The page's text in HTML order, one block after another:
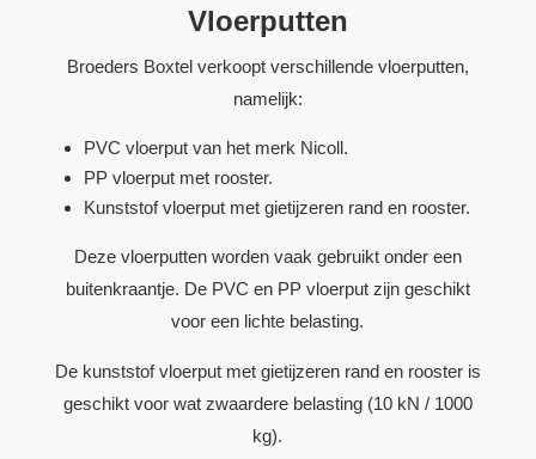
Vloerputten
Broeders Boxtel verkoopt verschillende vloerputten,
namelijk:
PVC vloerput van het merk Nicoll.
PP vloerput met rooster.
Kunststof vloerput met gietijzeren rand en rooster.
Deze vloerputten worden vaak gebruikt onder een
buitenkraantje. De PVC en PP vloerput zijn geschikt
voor een lichte belasting.
De kunststof vloerput met gietijzeren rand en rooster is
geschikt voor wat zwaardere belasting (10 kN / 1000
kg).